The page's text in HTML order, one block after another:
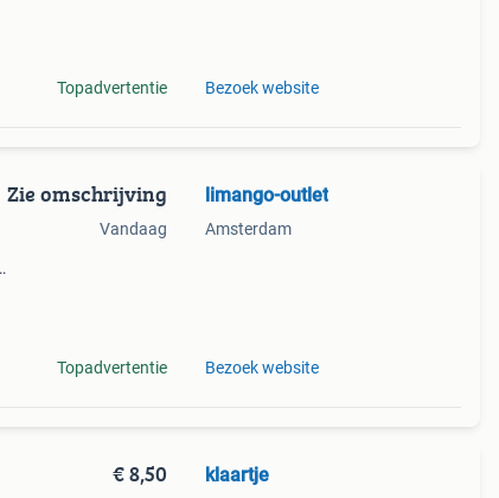
Topadvertentie Bezoek website
Zie omschrijving
Vandaag
Topadvertentie
limango-outlet
Amsterdam
Bezoek website
€ 8,50 klaartje